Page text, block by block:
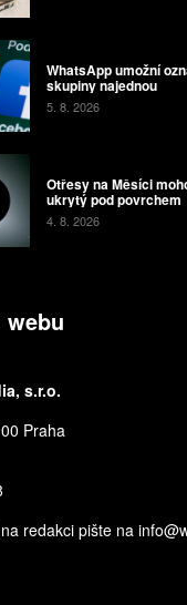
WhatsApp umožní
skupiny najednou
5. 8. 2026
Otřesy na Měsíci
ukrytý pod povrchem
4. 8. 2026
webu
s.r.o.
Praha
redakci pište na